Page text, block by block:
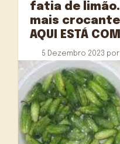
fatia de
mais
AQUI ESTÁ
5 Dezembro 2023 por